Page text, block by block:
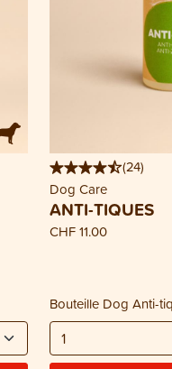
(24)
Dog Care
ANTI-TIQUES
CHF 11.00
Bouteille Dog Anti-